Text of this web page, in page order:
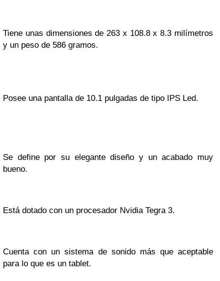
Tiene unas dimensiones de 263 x 108.8 x 8.3 milímetros
y un peso de 586 gramos.
Posee una pantalla de 10.1 pulgadas de tipo IPS Led.
Se define por su elegante diseño y un acabado muy
bueno.
Está dotado con un procesador Nvidia Tegra 3.
Cuenta con un sistema de sonido más que aceptable
para lo que es un tablet.